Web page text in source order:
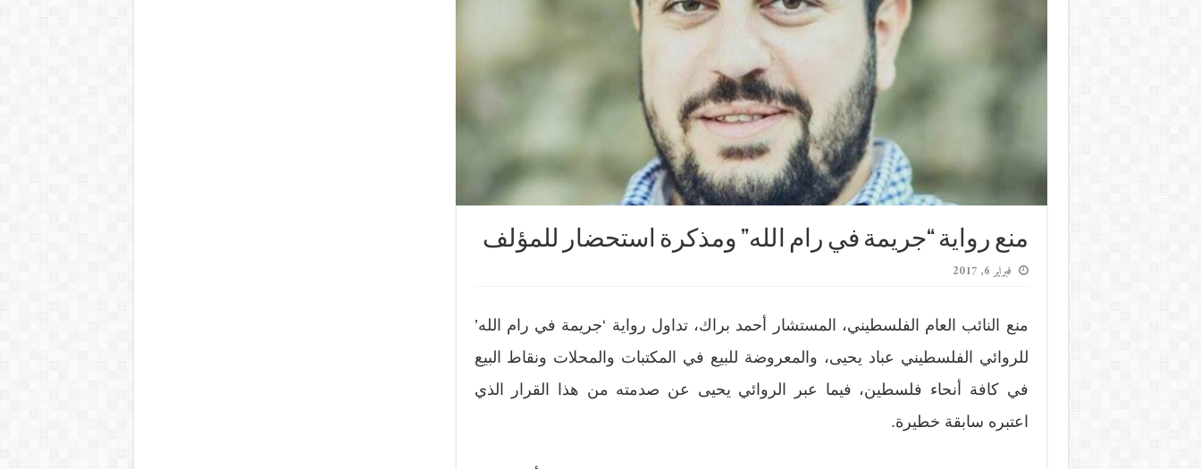
منع رواية “جريمة في رام الله” ومذكرة استحضار للمؤلف
فبراير 6, 2017
منع النائب العام الفلسطيني، المستشار أحمد براك، تداول رواية ‘جريمة في رام الله’
للروائي الفلسطيني عباد يحيى، والمعروضة للبيع في المكتبات والمحلات ونقاط البيع
في كافة أنحاء فلسطين، فيما عبر الروائي يحيى عن صدمته من هذا القرار الذي
اعتبره سابقة خطيرة.